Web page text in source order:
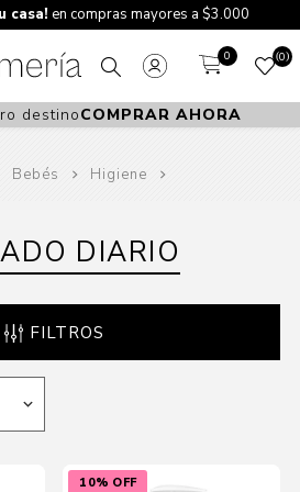
casa! en compras mayores a $3.000
0 0
destinoCOMPRAR AHORA
Bebés Higiene
DIARIO
FILTROS
10% OFF